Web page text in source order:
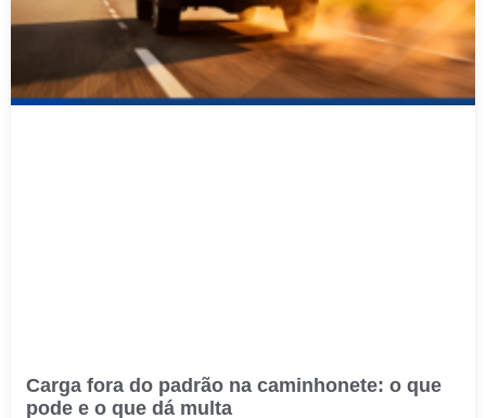
Carga fora do padrão na caminhonete: o que
pode e o que dá multa